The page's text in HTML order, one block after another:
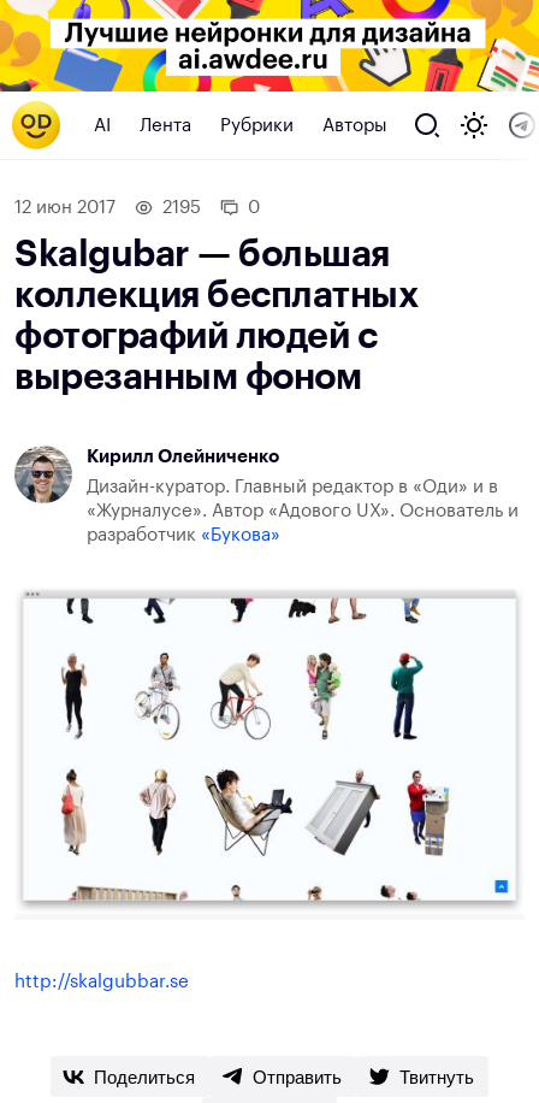
AI Лента Рубрики Авторы
12 июн 2017 2195 0
Skalgubar — большая
коллекция бесплатных
фотографий людей с
вырезанным фоном
Кирилл Олейниченко
Дизайн-куратор. Главный редактор в «Оди» и в
«Журналусе». Автор «Адового UX». Основатель и
разработчик «Букова»
http://skalgubbar.se
Поделиться Отправить
Твитнуть